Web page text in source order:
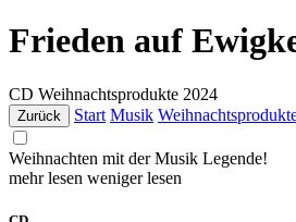
Frieden auf
CD Weihnachtsprodukte 2024
Zurück Start Musik
Weihnachten mit der Musik Legende!
mehr lesen weniger lesen